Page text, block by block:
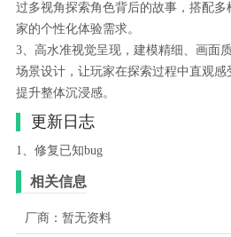
过多视角探索角色背后的故事，搭配
家的个性化体验需求。
3、高水准视觉呈现，建模精细、画面
场景设计，让玩家在探索过程中直观感
提升整体沉浸感。
更新日志
1、修复已知bug
相关信息
厂商：暂无资料